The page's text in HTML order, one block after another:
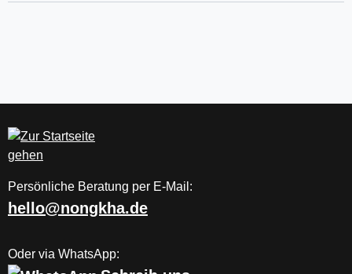
Persönliche Beratung per E-Mail:
hello@nongkha.de
Oder via WhatsApp: